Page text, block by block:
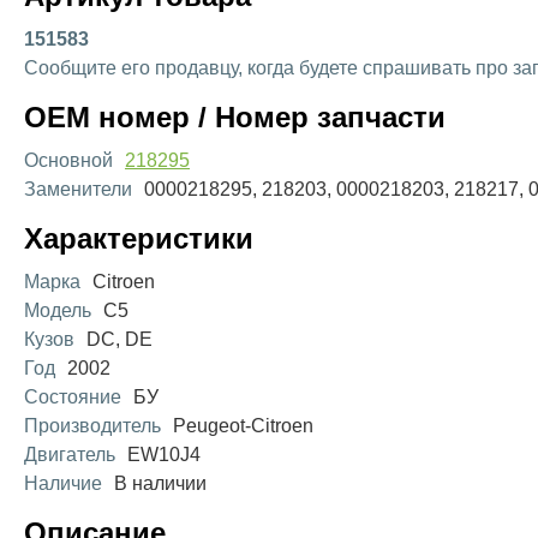
151583
Сообщите его продавцу, когда будете спрашивать про
OEM номер / Номер запчасти
Основной
218295
Заменители
0000218295, 218203, 0000218203, 218217,
Характеристики
Марка
Citroen
Модель C5
Кузов
DC, DE
Год
2002
Состояние
БУ
Производитель
Peugeot-Citroen
Двигатель
EW10J4
Наличие
В наличии